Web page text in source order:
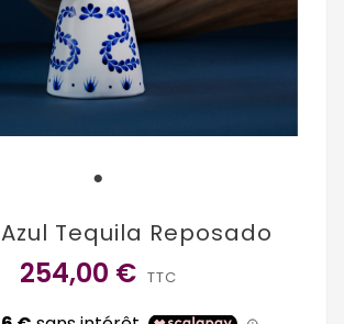
Tequila Reposado
254,00 € TTC